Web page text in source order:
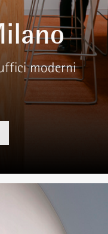
moderni